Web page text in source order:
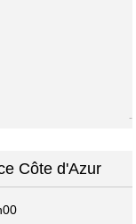
-
Côte d'Azur